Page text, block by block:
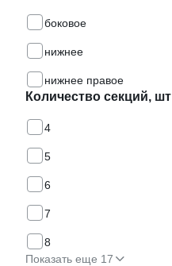
боковое
нижнее
нижнее правое
Количество секций, шт
4
5
6
7
8
Показать еще 17